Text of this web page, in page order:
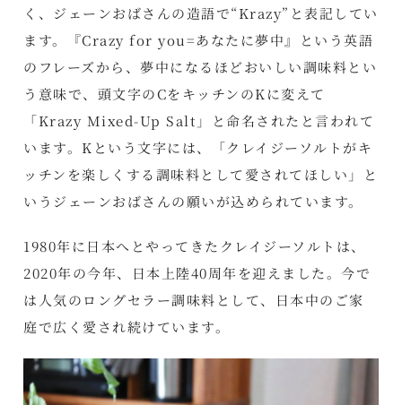
く、ジェーンおばさんの造語で“Krazy”と表記してい
ます。『Crazy for you=あなたに夢中』という英語
のフレーズから、夢中になるほどおいしい調味料とい
う意味で、頭文字のCをキッチンのKに変えて
「Krazy Mixed-Up Salt」と命名されたと言われて
います。Kという文字には、「クレイジーソルトがキ
ッチンを楽しくする調味料として愛されてほしい」と
いうジェーンおばさんの願いが込められています。
1980年に日本へとやってきたクレイジーソルトは、
2020年の今年、日本上陸40周年を迎えました。今で
は人気のロングセラー調味料として、日本中のご家
庭で広く愛され続けています。